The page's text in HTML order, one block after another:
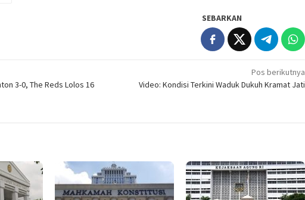
SEBARKAN
3-0, The Reds Lolos 16
Pos berikutnya
Video: Kondisi Terkini Waduk Dukuh Kramat Jati